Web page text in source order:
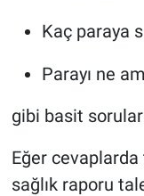
Kaç paraya
Parayı ne
gibi basit sorular
Eğer
sağlık raporu